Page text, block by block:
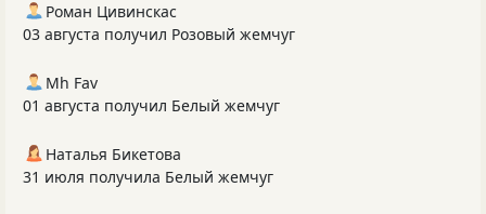
Роман Цивинскас
03 августа получил Розовый жемчуг
Mh Fav
01 августа получил Белый жемчуг
Наталья Бикетова
31 июля получила Белый жемчуг